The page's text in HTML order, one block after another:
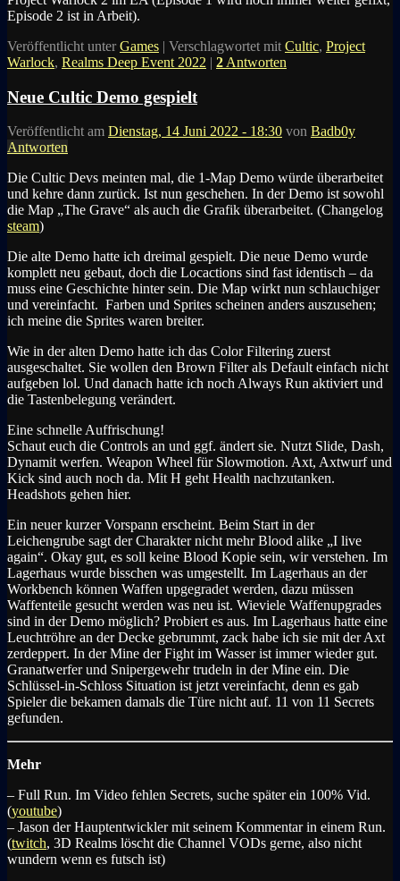
Episode 2 ist in Arbeit).
Veröffentlicht unter Games | Verschlagwortet mit Cultic, Project
Warlock, Realms Deep Event 2022 | 2 Antworten
Neue Cultic Demo gespielt
Veröffentlicht am Dienstag, 14 Juni 2022 - 18:30 von Badb0y
Antworten
Die Cultic Devs meinten mal, die 1-Map Demo würde überarbeitet
und kehre dann zurück. Ist nun geschehen. In der Demo ist sowohl
die Map „The Grave“ als auch die Grafik überarbeitet. (Changelog
steam)
Die alte Demo hatte ich dreimal gespielt. Die neue Demo wurde
komplett neu gebaut, doch die Locactions sind fast identisch – da
muss eine Geschichte hinter sein. Die Map wirkt nun schlauchiger
und vereinfacht. Farben und Sprites scheinen anders auszusehen;
ich meine die Sprites waren breiter.
Wie in der alten Demo hatte ich das Color Filtering zuerst
ausgeschaltet. Sie wollen den Brown Filter als Default einfach nicht
aufgeben lol. Und danach hatte ich noch Always Run aktiviert und
die Tastenbelegung verändert.
Eine schnelle Auffrischung!
Schaut euch die Controls an und ggf. ändert sie. Nutzt Slide, Dash,
Dynamit werfen. Weapon Wheel für Slowmotion. Axt, Axtwurf und
Kick sind auch noch da. Mit H geht Health nachzutanken.
Headshots gehen hier.
Ein neuer kurzer Vorspann erscheint. Beim Start in der
Leichengrube sagt der Charakter nicht mehr Blood alike „I live
again“. Okay gut, es soll keine Blood Kopie sein, wir verstehen. Im
Lagerhaus wurde bisschen was umgestellt. Im Lagerhaus an der
Workbench können Waffen upgegradet werden, dazu müssen
Waffenteile gesucht werden was neu ist. Wieviele Waffenupgrades
sind in der Demo möglich? Probiert es aus. Im Lagerhaus hatte eine
Leuchtröhre an der Decke gebrummt, zack habe ich sie mit der Axt
zerdeppert. In der Mine der Fight im Wasser ist immer wieder gut.
Granatwerfer und Snipergewehr trudeln in der Mine ein. Die
Schlüssel-in-Schloss Situation ist jetzt vereinfacht, denn es gab
Spieler die bekamen damals die Türe nicht auf. 11 von 11 Secrets
gefunden.
Mehr
– Full Run. Im Video fehlen Secrets, suche später ein 100% Vid.
(youtube)
– Jason der Hauptentwickler mit seinem Kommentar in einem Run.
(twitch, 3D Realms löscht die Channel VODs gerne, also nicht
wundern wenn es futsch ist)